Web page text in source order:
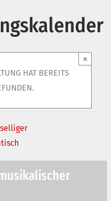
HAT BEREITS
×